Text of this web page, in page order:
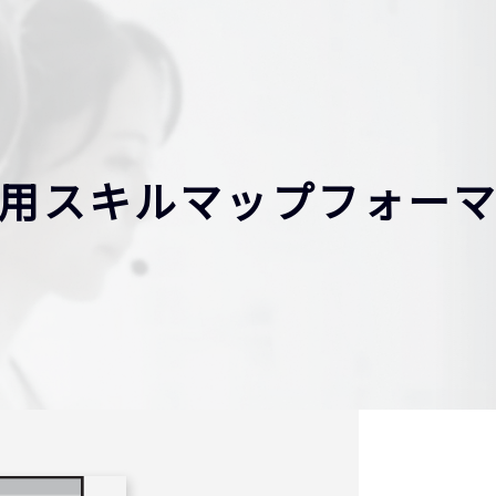
スキルマップフォー